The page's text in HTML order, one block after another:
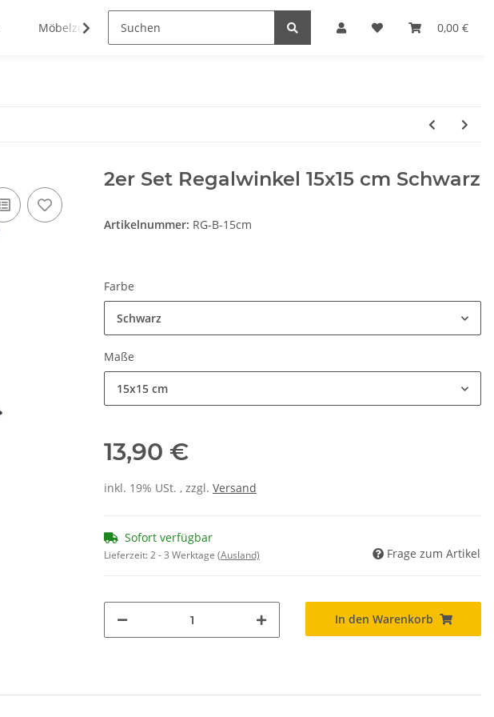
0,00 €
Möbelzubehör Haushaltswaren
2er Set Regalwinkel 15x15 cm Schwarz
Artikelnummer: RG-B-15cm
Farbe
Schwarz
Maße
15x15 cm
13,90 €
inkl. 19% USt. , zzgl. Versand
Sofort verfügbar
Lieferzeit:2 - 3 Werktage (Ausland) Frage zum Artikel
In den Warenkorb